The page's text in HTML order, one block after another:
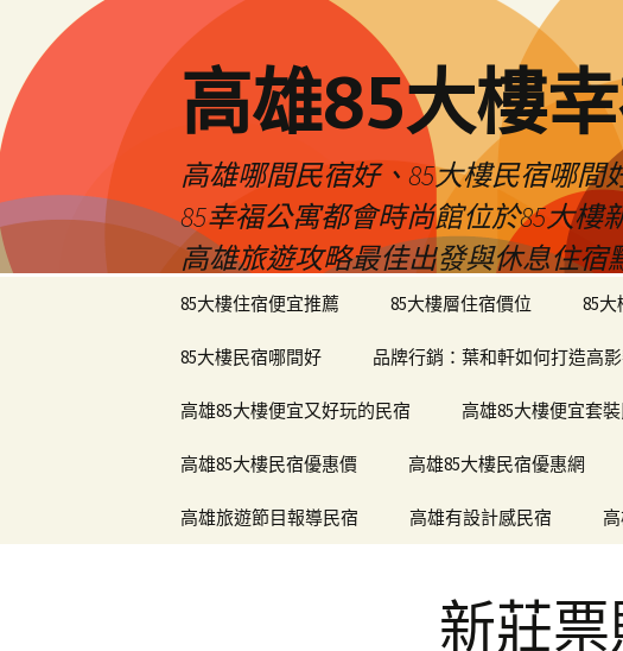
高雄85大樓
高雄哪間民宿好、85大樓民宿哪
85幸福公寓都會時尚館位於85大
高雄旅遊攻略最佳出發與休息住宿
85大樓住宿便宜推薦 85大樓層住宿價位 85
85大樓民宿哪間好 品牌行銷：葉和軒如何打造高
高雄85大樓便宜又好玩的民宿 高雄85大樓便宜套
高雄85大樓民宿優惠價 高雄85大樓民宿優惠網
高雄旅遊節目報導民宿 高雄有設計感民宿
新莊